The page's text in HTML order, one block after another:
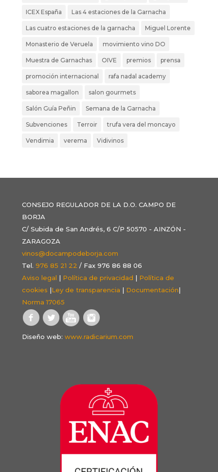
ICEX España Las 4 estaciones de la Garnacha
Las cuatro estaciones de la garnacha Miguel Lorente
Monasterio de Veruela movimiento vino DO
Muestra de Garnachas OIVE premios prensa
promoción internacional rafa nadal academy
saborea magallon salon gourmets
Salón Guía Peñin Semana de la Garnacha
Subvenciones Terroir trufa vera del moncayo
Vendimia verema Vidivinos
CONSEJO REGULADOR DE LA D.O. CAMPO DE
BORJA
C/ Subida de San Andrés, 6 C/P 50570 - AINZÓN -
ZARAGOZA
vinos@docampodeborja.com
Tel. 976 85 21 22 / Fax 976 86 88 06
Aviso legal | Política de privacidad | Política de
cookies |Ley de transparencia | Documentación|
Norma 17065
Diseño web: www.radicarium.com